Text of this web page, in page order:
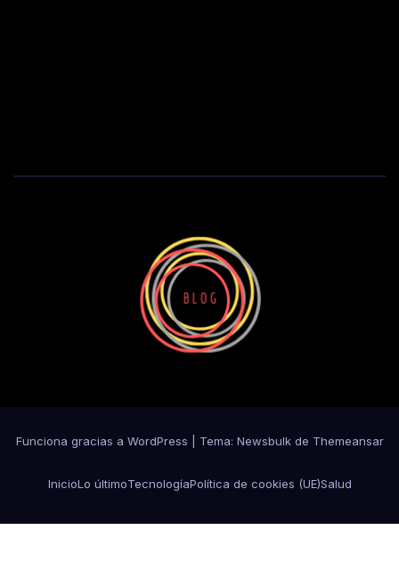
Funciona gracias a WordPress Tema: Newsbulkde Themeansar
InicioLo últimoTecnologíaPolítica de cookies (UE)Salud